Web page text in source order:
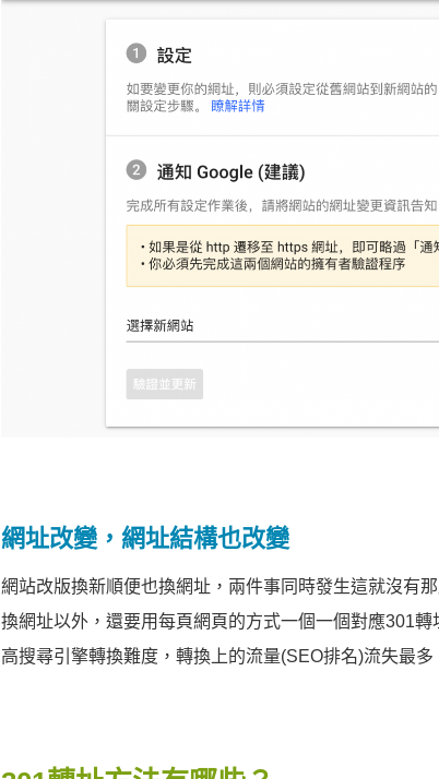
網址改變，網址結構也改變
網站改版換新順便也換網址，兩件事同時發生這就沒有
換網址以外，還要用每頁網頁的方式一個一個對應301
高搜尋引擎轉換難度，轉換上的流量(SEO排名)流失最多